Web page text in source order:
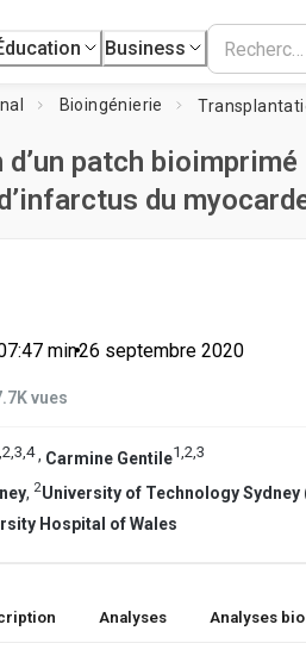
Business
Bioingénierie
patch bioimprimé
du
min•26 septembre 2020
vues
,2,3,4, Carmine Gentile1,2,3
, 2University of Technology Sydney
Hospital of Wales
Analyses Analyses